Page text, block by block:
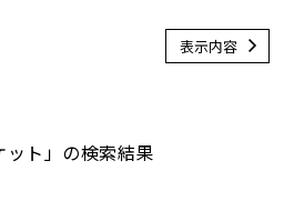
表示内容
ット」の検索結果